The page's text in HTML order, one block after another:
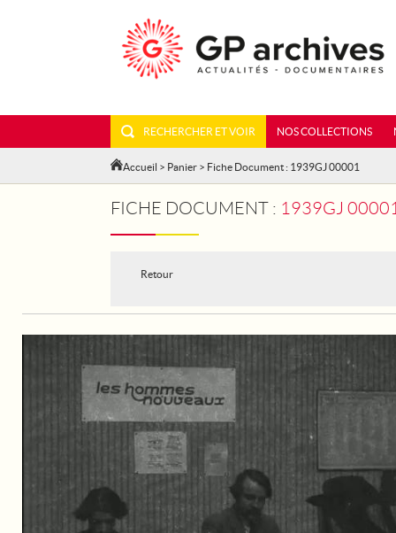
RECHERCHER ET VOIR NOS COLLECTIONS
Accueil > Panier > Fiche Document : 1939GJ 00001
FICHE DOCUMENT : 1939GJ 00001 - LES ANCIENS
Retour